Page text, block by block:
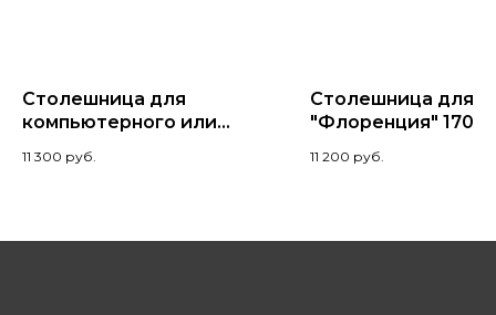
Столешница для
компьютерного или
сосны 180x70x2,8,
11 300 руб.
Столешница для
"Флоренция"
11 200 руб.